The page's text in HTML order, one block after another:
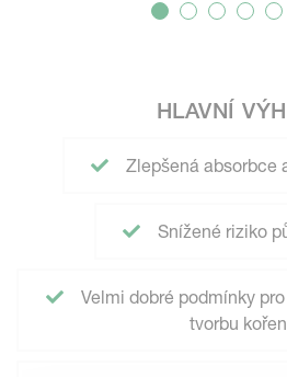
HLAVNÍ
Zlepšená absorbce
Snížené riziko
Velmi dobré podmínky
tvorbu